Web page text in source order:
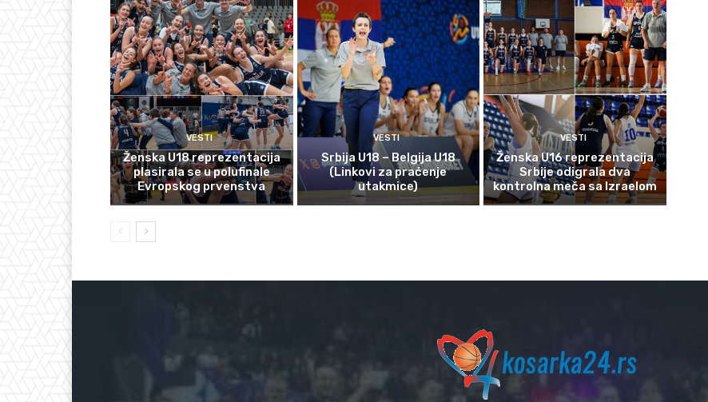
VESTI
Ženska U18 reprezentacija
plasirala se u polufinale
Evropskog prvenstva
VESTI
Srbija U18 – Belgija U18
(Linkovi za praćenje
utakmice)
VESTI
Ženska U16 reprezentacija
Srbije odigrala dva
kontrolna meča sa Izraelom